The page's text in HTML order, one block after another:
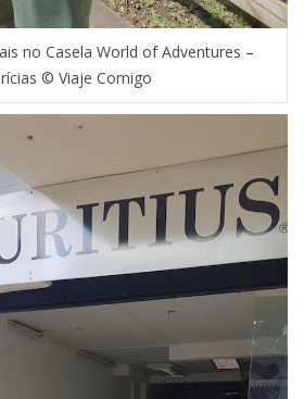
no Casela World of Adventures –
© Viaje Comigo